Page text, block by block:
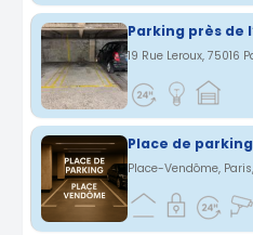
Parking près de
19 Rue Leroux, 75016
Place-Vendôme,